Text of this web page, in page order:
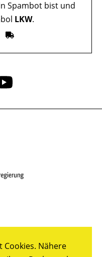
Cookies. Nähere
Spambot bist und
LKW.